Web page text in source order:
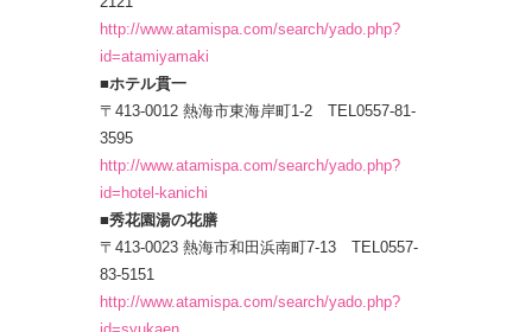
http://www.atamispa.com/search/yado.php?
id=atamiyamaki
■ホテル貫一
〒413-0012 熱海市東海岸町1-2 TEL0557-81-
3595
http://www.atamispa.com/search/yado.php?
id=hotel-kanichi
■秀花園湯の花膳
〒413-0023 熱海市和田浜南町7-13 TEL0557-
83-5151
http://www.atamispa.com/search/yado.php?